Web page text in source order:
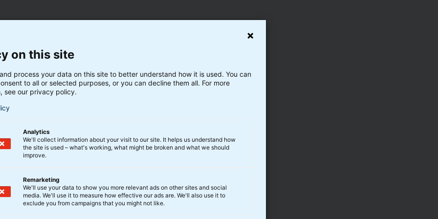
aktiestigninger. Men hvad kan vi forvente i det nye
i januar? Hør Head of Multi-Asset, Peter Lorin,
i november?
end hvad vi har set i de seneste mange måneder.
strategien for vores Optima-porteføljer – og om, hvad
on this site
process your data on this site to better understand how it is used. You can
to all or selected purposes, or you can decline them all. For more
see our privacy policy.
Analytics
We'll collect information about your visit to our site. It helps us understand how
the site is used – what's working, what might be broken and what we should
improve.
Remarketing
We'll use your data to show you more relevant ads on other sites and social
media. We'll use it to measure how effective our ads are. We'll also use it to
exclude you from campaigns that you might not like.